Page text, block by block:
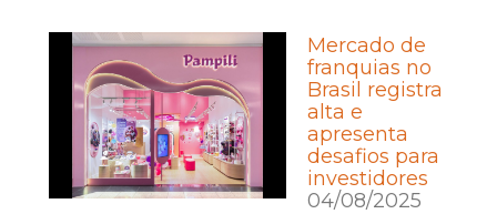
Mercado de
franquias no
Brasil registra
alta e
apresenta
desafios para
investidores
04/08/2025